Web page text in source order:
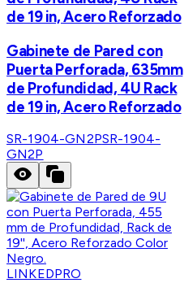
de 19 in, Acero Reforzado
Gabinete de Pared con
Puerta Perforada, 635mm
de Profundidad, 4U Rack
de 19 in, Acero Reforzado
SR-1904-GN2PSR-1904-
GN2P
LINKEDPRO